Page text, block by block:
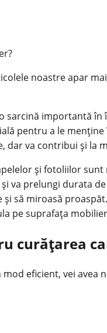
noastre apar
sarcină importantă
pentru a le
dar va contribui și la
și fotoliilor
va prelungi durata
și să miroasă
pe suprafața
curățarea
eficient, vei avea